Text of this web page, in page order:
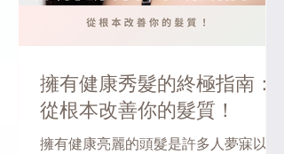
擁有健康秀髮的終極指南：
從根本改善你的髮質！
擁有健康亮麗的頭髮是許多人夢寐以求